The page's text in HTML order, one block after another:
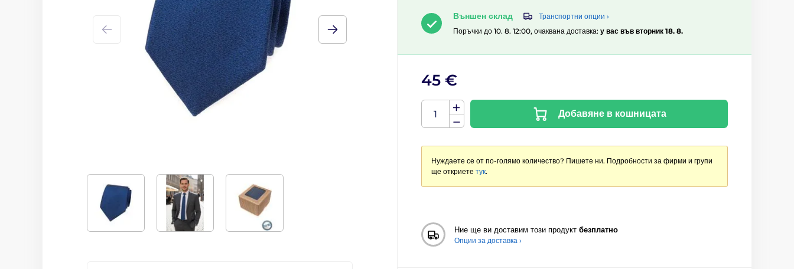
Външен склад
Транспортни опции ›
Поръчки до 10. 8. 12:00, очаквана доставка: у вас във вторник 18. 8.
45 €
Добавяне в кошницата
Нуждаете се от по-голямо количество? Пишете ни. Подробности за фирми и групи
ще откриете тук.
Ние ще ви доставим този продукт безплатно
Опции за доставка ›